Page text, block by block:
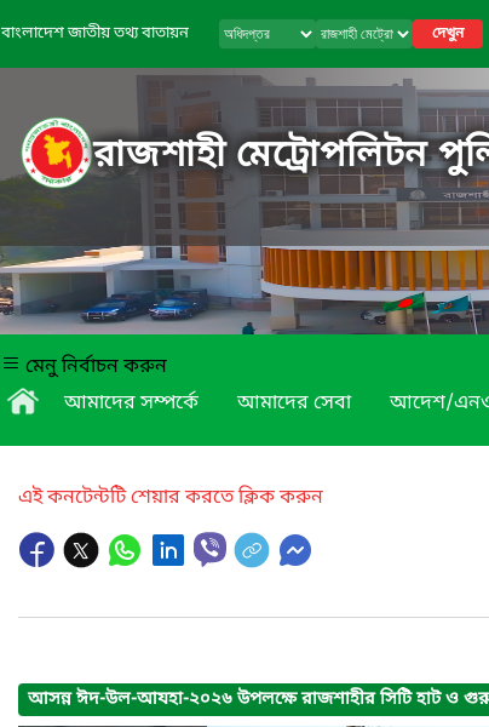
বাংলাদেশ জাতীয় তথ্য বাতায়ন দেখুন
রাজশাহী মেট্রোপলিটন
মেনু নির্বাচন করুন
আমাদের সম্পর্কে
আমাদের সেবা আদেশ/
এই কনটেন্টটি শেয়ার করতে ক্লিক করুন
আসন্ন ঈদ-উল-আযহা-২০২৬ উপলক্ষে রাজশাহীর সিটি হাট ও